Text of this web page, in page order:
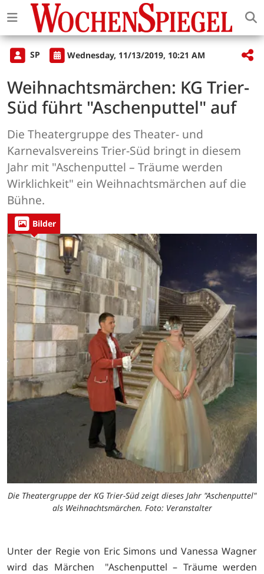
SP Wednesday, 11/13/2019, 10:21 AM
Weihnachtsmärchen: KG Trier-
Süd führt "Aschenputtel" auf
Die Theatergruppe des Theater- und
Karnevalsvereins Trier-Süd bringt in diesem
Jahr mit "Aschenputtel – Träume werden
Wirklichkeit" ein Weihnachtsmärchen auf die
Bühne.
Bilder
Die Theatergruppe der KG Trier-Süd zeigt dieses Jahr "Aschenputtel"
als Weihnachtsmärchen. Foto: Veranstalter
Unter der Regie von Eric Simons und Vanessa Wagner
wird das Märchen "Aschenputtel – Träume werden